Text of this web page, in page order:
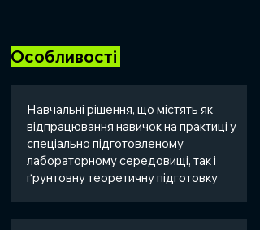
Особливості
Навчальні рішення, що містять як
відпрацювання навичок на практиці у
спеціально підготовленому
лабораторному середовищі, так і
ґрунтовну теоретичну підготовку